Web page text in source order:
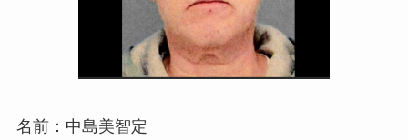
名前：中島美智定